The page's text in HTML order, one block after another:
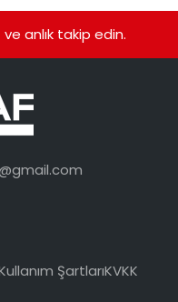
anlık takip edin.
ŞartlarıKVKK